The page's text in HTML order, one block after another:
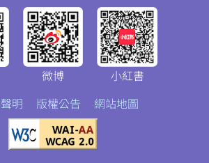
明 版權公告 網站地圖
微博 小紅書